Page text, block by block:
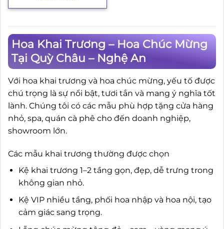
Hoa Khai Trương – Hoa Chúc Mừng
Tại Quỳ Châu – Nghệ An
Với hoa khai trương và hoa chúc mừng, yếu tố được
chú trọng là sự nổi bật, tươi tắn và mang ý nghĩa tốt
lành. Chúng tôi có các mẫu phù hợp tặng cửa hàng
nhỏ, spa, quán cà phê cho đến doanh nghiệp,
showroom lớn.
Các mẫu khai trương thường được chọn
Kệ khai trương 1–2 tầng gọn, đẹp, dễ trưng trong
không gian nhỏ.
Kệ VIP nhiều tầng, phối hoa nhập và hoa nội, tạo
cảm giác sang trọng.